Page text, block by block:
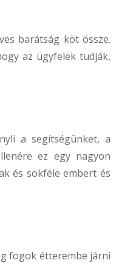
barátság köt össze.
az ügyfelek tudják,
a segítségünket, a
ez egy nagyon
és sokféle embert és
fogok étterembe járni